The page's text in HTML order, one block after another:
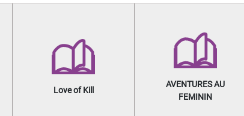
Love of Kill
AVENTURES AU
FEMININ